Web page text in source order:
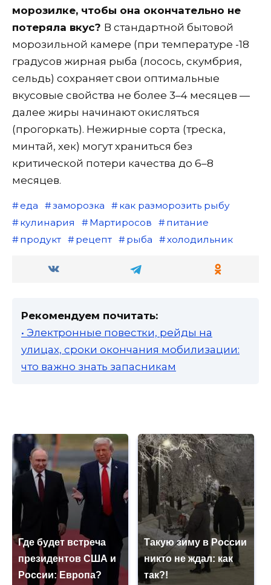
морозилке, чтобы она окончательно не
потеряла вкус? В стандартной бытовой
морозильной камере (при температуре -18
градусов жирная рыба (лосось, скумбрия,
сельдь) сохраняет свои оптимальные
вкусовые свойства не более 3–4 месяцев —
далее жиры начинают окисляться
(прогоркать). Нежирные сорта (треска,
минтай, хек) могут храниться без
критической потери качества до 6–8
месяцев.
еда заморозка
как разморозить рыбу
кулинария
Мартиросов
питание
продукт
рецепт рыба холодильник
Рекомендуем почитать:
• Электронные повестки, рейды на
улицах, сроки окончания мобилизации:
что важно знать запасникам
Где будет встреча
президентов США и
России: Европа?
Такую зиму в России
никто не ждал: как
так?!